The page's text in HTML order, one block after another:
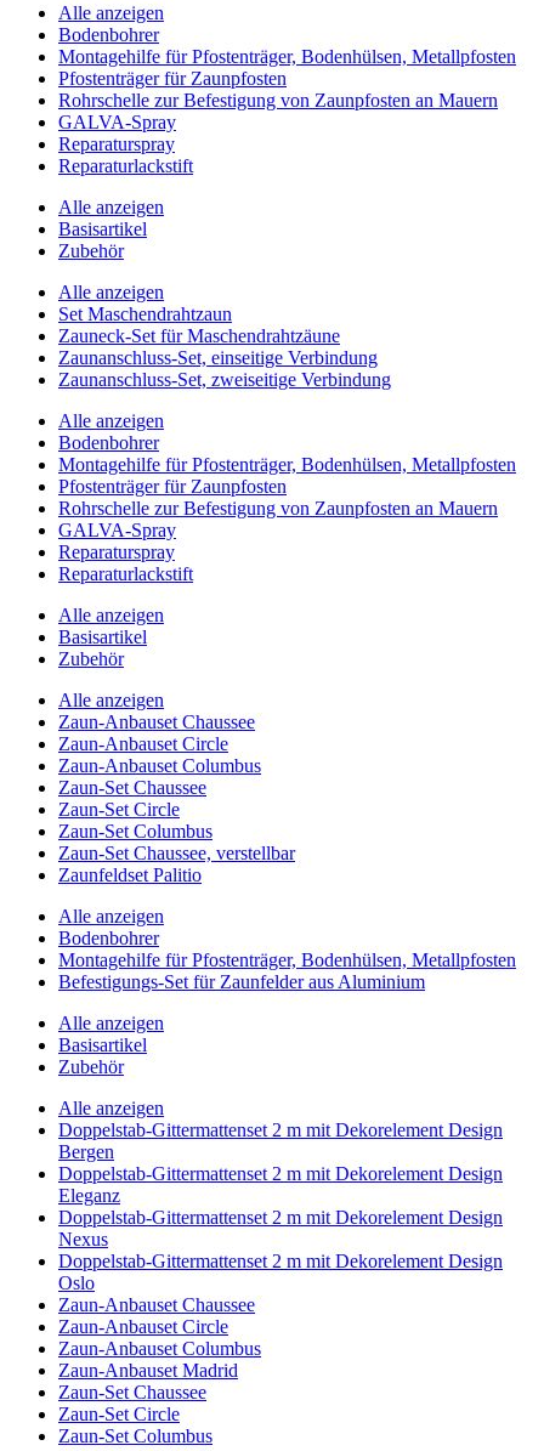
Alle anzeigen
Bodenbohrer
Montagehilfe für Pfostenträger, Bodenhülsen, Metallpfosten
Pfostenträger für Zaunpfosten
Rohrschelle zur Befestigung von Zaunpfosten an Mauern
GALVA-Spray
Reparaturspray
Reparaturlackstift
Alle anzeigen
Basisartikel
Zubehör
Alle anzeigen
Set Maschendrahtzaun
Zauneck-Set für Maschendrahtzäune
Zaunanschluss-Set, einseitige Verbindung
Zaunanschluss-Set, zweiseitige Verbindung
Alle anzeigen
Bodenbohrer
Montagehilfe für Pfostenträger, Bodenhülsen, Metallpfosten
Pfostenträger für Zaunpfosten
Rohrschelle zur Befestigung von Zaunpfosten an Mauern
GALVA-Spray
Reparaturspray
Reparaturlackstift
Alle anzeigen
Basisartikel
Zubehör
Alle anzeigen
Zaun-Anbauset Chaussee
Zaun-Anbauset Circle
Zaun-Anbauset Columbus
Zaun-Set Chaussee
Zaun-Set Circle
Zaun-Set Columbus
Zaun-Set Chaussee, verstellbar
Zaunfeldset Palitio
Alle anzeigen
Bodenbohrer
Montagehilfe für Pfostenträger, Bodenhülsen, Metallpfosten
Befestigungs-Set für Zaunfelder aus Aluminium
Alle anzeigen
Basisartikel
Zubehör
Alle anzeigen
Doppelstab-Gittermattenset 2 m mit Dekorelement Design
Bergen
Doppelstab-Gittermattenset 2 m mit Dekorelement Design
Eleganz
Doppelstab-Gittermattenset 2 m mit Dekorelement Design
Nexus
Doppelstab-Gittermattenset 2 m mit Dekorelement Design
Oslo
Zaun-Anbauset Chaussee
Zaun-Anbauset Circle
Zaun-Anbauset Columbus
Zaun-Anbauset Madrid
Zaun-Set Chaussee
Zaun-Set Circle
Zaun-Set Columbus